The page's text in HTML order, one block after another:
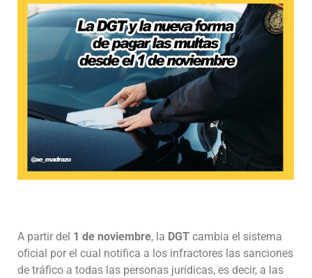
A partir del 1 de noviembre, la DGT cambia el sistema
oficial por el cual notifica a los infractores las sanciones
de tráfico a todas las personas jurídicas, es decir, a las